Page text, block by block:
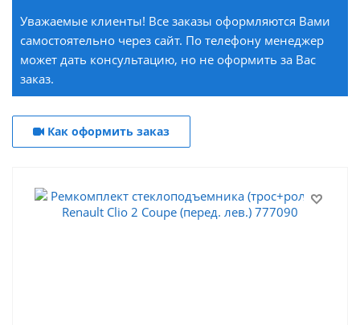
Уважаемые клиенты! Все заказы оформляются Вами
самостоятельно через сайт. По телефону менеджер
может дать консультацию, но не оформить за Вас
заказ.
Как оформить заказ